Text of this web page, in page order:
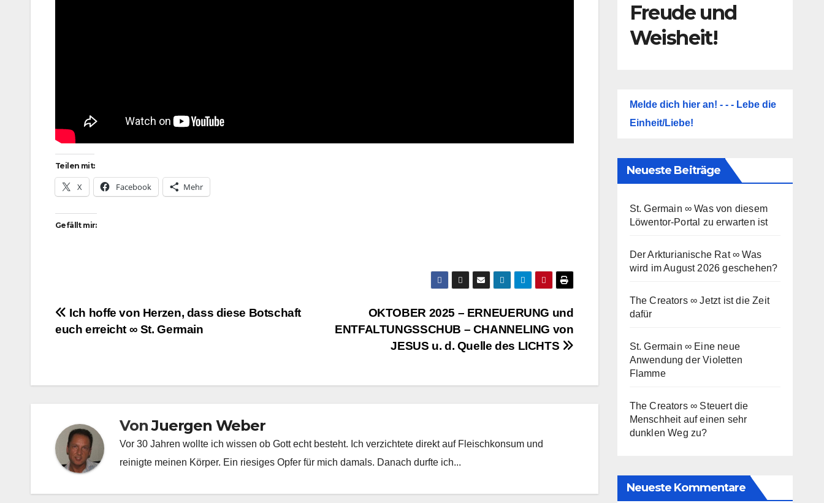
Teilen mit:
X Facebook Mehr
Gefällt mir:
Beitragsnavigation
OKTOBER 2025 – ERNEUERUNG und
ENTFALTUNGSSCHUB – CHANNELING von
JESUS u. d. Quelle des LICHTS
Ich hoffe von Herzen, dass diese Botschaft
euch erreicht ∞ St. Germain
VonJuergen Weber
Vor 30 Jahren wollte ich wissen ob Gott echt besteht. Ich verzichtete direkt auf Fleischkonsum und
reinigte meinen Körper. Ein riesiges Opfer für mich damals. Danach durfte ich...
Freude und
Weisheit!
Melde dich hier an! - - - Lebe die
Einheit/Liebe!
Neueste Beiträge
St. Germain ∞ Was von diesem
Löwentor-Portal zu erwarten ist
Der Arkturianische Rat ∞ Was
wird im August 2026 geschehen?
The Creators ∞ Jetzt ist die Zeit
dafür
St. Germain ∞ Eine neue
Anwendung der Violetten
Flamme
The Creators ∞ Steuert die
Menschheit auf einen sehr
dunklen Weg zu?
Neueste Kommentare